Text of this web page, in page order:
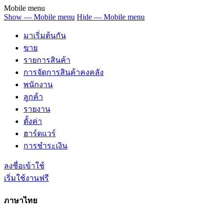
Mobile menu
Show — Mobile menu Hide — Mobile menu
มาเริ่มต้นกัน
ขาย
รายการสินค้า
การจัดการสินค้าคงคลัง
พนักงาน
ลูกค้า
รายงาน
ตั้งค่า
ฮาร์ดแวร์
การชำระเงิน
ลงชื่อเข้าใช้
เริ่มใช้งานฟรี
ภาษาไทย